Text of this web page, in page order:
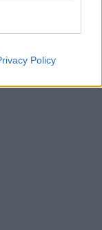
Policy